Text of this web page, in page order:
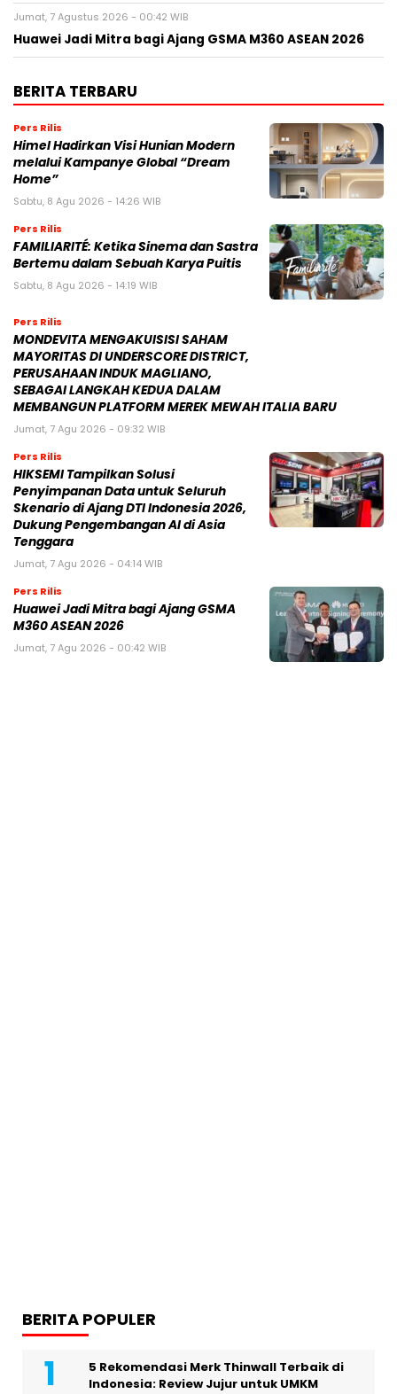
Jumat, 7 Agustus 2026 - 00:42 WIB
Huawei Jadi Mitra bagi Ajang GSMA M360 ASEAN 2026
BERITA TERBARU
Pers Rilis
Himel Hadirkan Visi Hunian Modern
melalui Kampanye Global “Dream
Home”
Sabtu, 8 Agu 2026 - 14:26 WIB
Pers Rilis
FAMILIARITÉ: Ketika Sinema dan Sastra
Bertemu dalam Sebuah Karya Puitis
Sabtu, 8 Agu 2026 - 14:19 WIB
Pers Rilis
MONDEVITA MENGAKUISISI SAHAM
MAYORITAS DI UNDERSCORE DISTRICT,
PERUSAHAAN INDUK MAGLIANO,
SEBAGAI LANGKAH KEDUA DALAM
MEMBANGUN PLATFORM MEREK MEWAH ITALIA BARU
Jumat, 7 Agu 2026 - 09:32 WIB
Pers Rilis
HIKSEMI Tampilkan Solusi
Penyimpanan Data untuk Seluruh
Skenario di Ajang DTI Indonesia 2026,
Dukung Pengembangan AI di Asia
Tenggara
Jumat, 7 Agu 2026 - 04:14 WIB
Pers Rilis
Huawei Jadi Mitra bagi Ajang GSMA
M360 ASEAN 2026
Jumat, 7 Agu 2026 - 00:42 WIB
BERITA POPULER
5 Rekomendasi Merk Thinwall Terbaik di
Indonesia: Review Jujur untuk UMKM